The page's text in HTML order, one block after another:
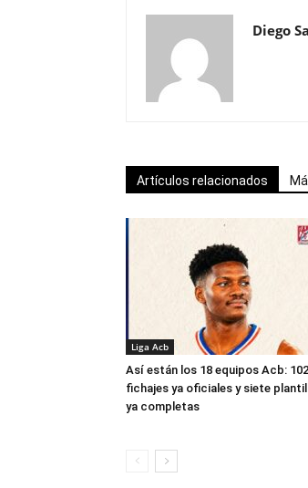
Diego
Artículos relacionados
Liga Acb
Así están los 18 equipos Acb: 102
fichajes ya oficiales y siete
ya completas